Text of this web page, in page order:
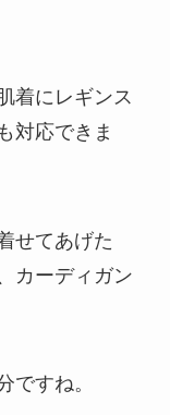
着にレギンス
対応できま
せてあげた
カーディガン
ですね。